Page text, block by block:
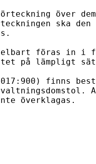
över
ska den
föras in i
på lämpligt
finns
överklagas.